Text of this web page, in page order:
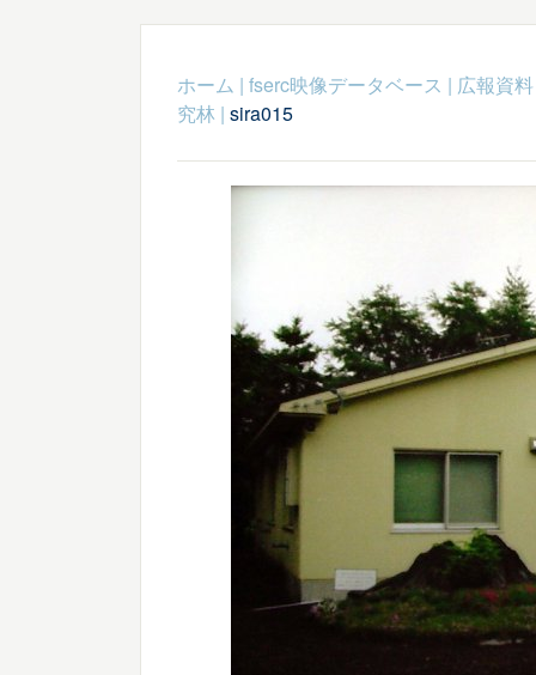
ホーム | fserc映像データベース | 広報資料
究林 | sira015